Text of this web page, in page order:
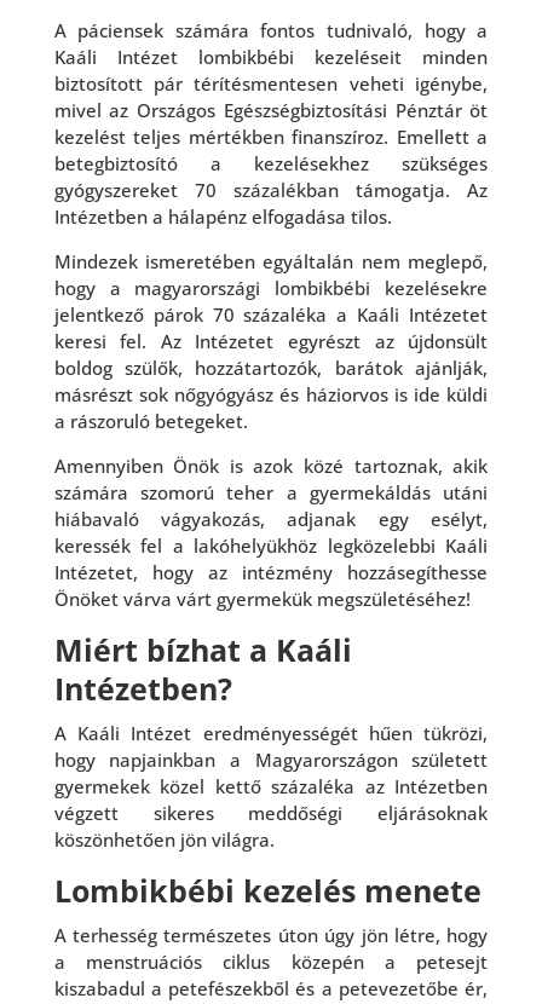
A páciensek számára fontos tudnivaló, hogy a
Kaáli Intézet lombikbébi kezeléseit minden
biztosított pár térítésmentesen veheti igénybe,
mivel az Országos Egészségbiztosítási Pénztár öt
kezelést teljes mértékben finanszíroz. Emellett a
betegbiztosító a kezelésekhez szükséges
gyógyszereket 70 százalékban támogatja. Az
Intézetben a hálapénz elfogadása tilos.
Mindezek ismeretében egyáltalán nem meglepő,
hogy a magyarországi lombikbébi kezelésekre
jelentkező párok 70 százaléka a Kaáli Intézetet
keresi fel. Az Intézetet egyrészt az újdonsült
boldog szülők, hozzátartozók, barátok ajánlják,
másrészt sok nőgyógyász és háziorvos is ide küldi
a rászoruló betegeket.
Amennyiben Önök is azok közé tartoznak, akik
számára szomorú teher a gyermekáldás utáni
hiábavaló vágyakozás, adjanak egy esélyt,
keressék fel a lakóhelyükhöz legközelebbi Kaáli
Intézetet, hogy az intézmény hozzásegíthesse
Önöket várva várt gyermekük megszületéséhez!
Miért bízhat a Kaáli
Intézetben?
A Kaáli Intézet eredményességét hűen tükrözi,
hogy napjainkban a Magyarországon született
gyermekek közel kettő százaléka az Intézetben
végzett sikeres meddőségi eljárásoknak
köszönhetően jön világra.
Lombikbébi kezelés menete
A terhesség természetes úton úgy jön létre, hogy
a menstruációs ciklus közepén a petesejt
kiszabadul a petefészekből és a petevezetőbe ér,